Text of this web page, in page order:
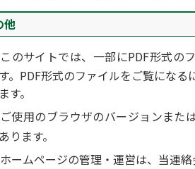
他
このサイトでは、一部にPDF形式の
す。PDF形式のファイルをご覧になる
ます。
ご使用のブラウザのバージョンまた
あります。
ホームページの管理・運営は、当連